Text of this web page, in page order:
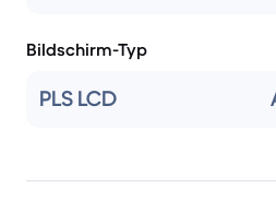
Bildschirm-Typ
PLS LCD